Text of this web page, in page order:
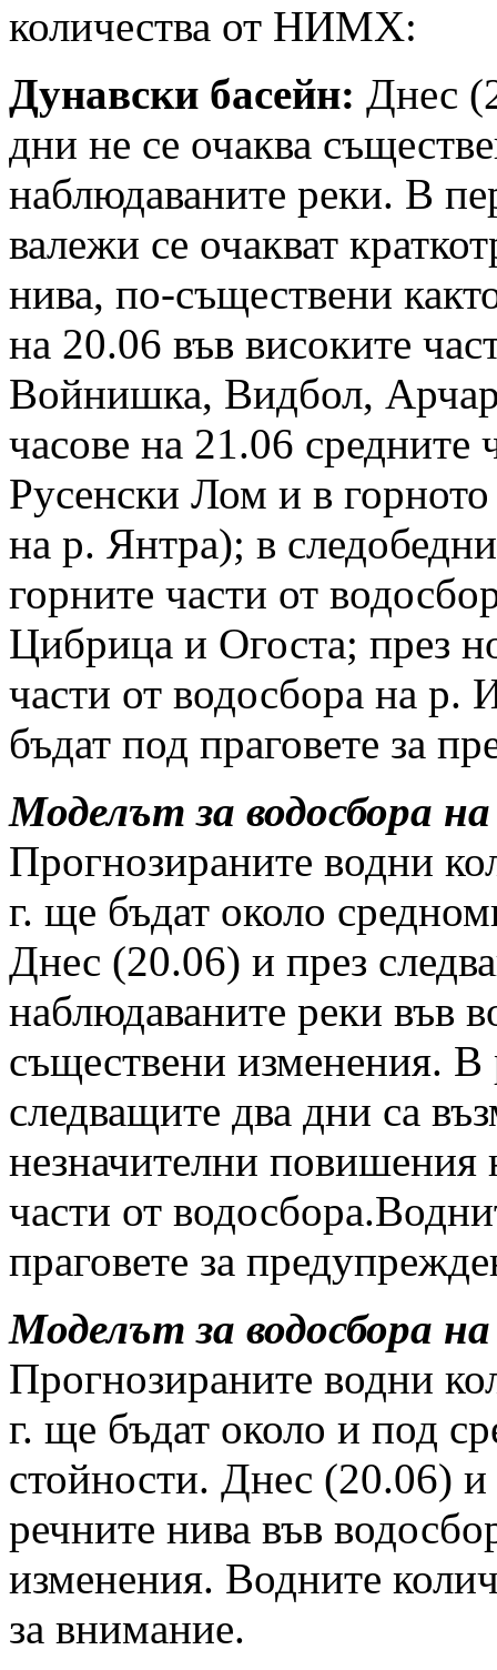
количества от НИМХ:
Дунавски басейн: Днес
дни не се очаква
наблюдаваните реки. В
валежи се очакват
нива, по-съществени
на 20.06 във високите
Войнишка, Видбол,
часове на 21.06 средните
Русенски Лом и в
на р. Янтра); в
горните части от
Цибрица и Огоста; през
части от водосбора на р.
бъдат под праговете за
Моделът за водосбора
Прогнозираните водни
г. ще бъдат около
Днес (20.06) и през
наблюдаваните реки във
съществени изменения. В
следващите два дни са
незначителни повишения
части от
праговете за
Моделът за водосбора
Прогнозираните водни
г. ще бъдат около и под
стойности. Днес (20.06)
речните нива във
изменения. Водните
за внимание.